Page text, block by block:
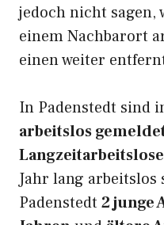
jedoch nicht sagen,
einem Nachbarort
einen weiter
In Padenstedt sind
arbeitslos
Langzeitarbeitslose
Jahr lang
Padenstedt 2 junge